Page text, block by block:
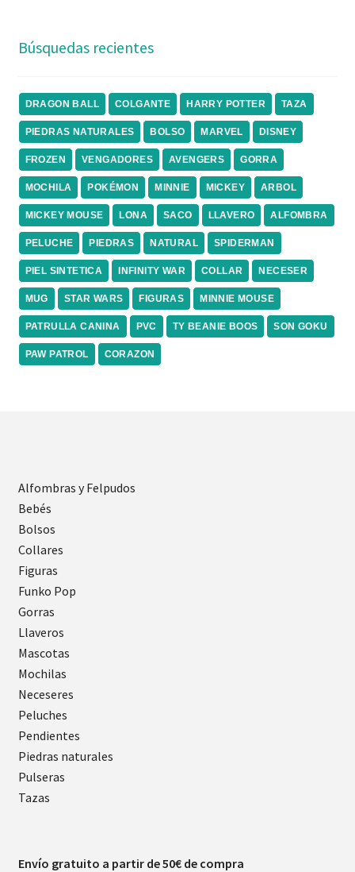
Búsquedas recientes
DRAGON BALL COLGANTE HARRY POTTER TAZA
PIEDRAS NATURALES BOLSO MARVEL DISNEY
FROZEN VENGADORES AVENGERS GORRA
MOCHILA POKÉMON MINNIE MICKEY ARBOL
MICKEY MOUSE LONA SACO LLAVERO ALFOMBRA
PELUCHE PIEDRAS NATURAL SPIDERMAN
PIEL SINTETICA INFINITY WAR COLLAR NECESER
MUG STAR WARS FIGURAS MINNIE MOUSE
PATRULLA CANINA PVC TY BEANIE BOOS SON GOKU
PAW PATROL CORAZON
Alfombras y Felpudos
Bebés
Bolsos
Collares
Figuras
Funko Pop
Gorras
Llaveros
Mascotas
Mochilas
Neceseres
Peluches
Pendientes
Piedras naturales
Pulseras
Tazas
Envío gratuito a partir de 50€ de compra